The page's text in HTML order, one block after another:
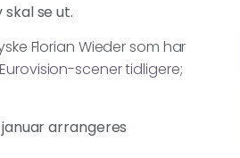
se ut.
Florian Wieder som har
scener tidligere;
arrangeres